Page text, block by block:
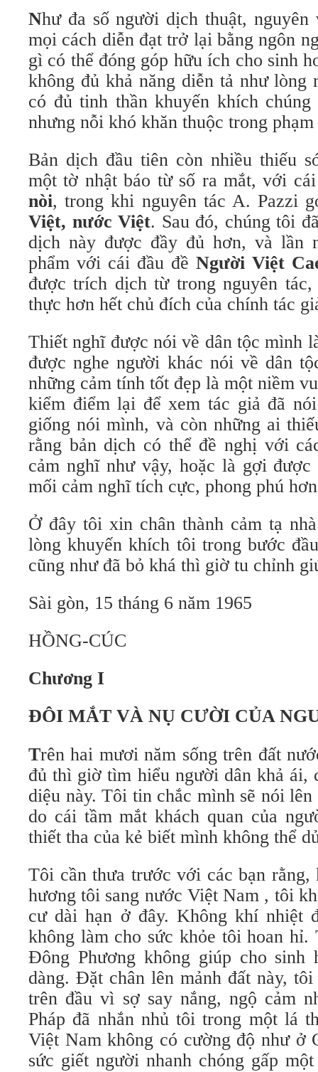
Như đa số người dịch thuật,
mọi cách diễn đạt trở lại bằng ngôn
gì có thể đóng góp hữu ích cho sinh
không đủ khả năng diễn tả như lòng
có đủ tinh thần khuyến khích
nhưng nỗi khó khăn thuộc trong
Bản dịch đầu tiên còn nhiều thiếu
một tờ nhật báo từ số ra mắt, với
nòi, trong khi nguyên tác A. Pazzi
Việt, nước Việt. Sau đó, chúng tôi
dịch này được đầy đủ hơn, và lần
phẩm với cái đầu đề Người Việt
được trích dịch từ trong nguyên
thực hơn hết chủ đích của chính tác
Thiết nghĩ được nói về dân tộc mình
được nghe người khác nói về dân
những cảm tính tốt đẹp là một niềm
kiểm điểm lại để xem tác giả đã
giống nói mình, và còn những ai
rằng bản dịch có thể đề nghị với
cảm nghĩ như vậy, hoặc là gợi
mối cảm nghĩ tích cực, phong phú
Ở đây tôi xin chân thành cảm tạ
lòng khuyến khích tôi trong bước
cũng như đã bỏ khá thì giờ tu chỉnh
Sài gòn, 15 tháng 6 năm 1965
HỒNG-CÚC
Chương I
ĐÔI MẮT VÀ NỤ CƯỜI CỦA
Trên hai mươi năm sống trên đất
đủ thì giờ tìm hiểu người dân khả ái,
diệu này. Tôi tin chắc mình sẽ nói
do cái tầm mắt khách quan của
thiết tha của kẻ biết mình không thể
Tôi cần thưa trước với các bạn
hương tôi sang nước Việt Nam , tôi
cư dài hạn ở đây. Không khí nhiệt
không làm cho sức khỏe tôi hoan hỉ.
Đông Phương không giúp cho sinh
dàng. Đặt chân lên mảnh đất này,
trên đầu vì sợ say nắng, ngộ cảm
Pháp đã nhắn nhủ tôi trong một lá
Việt Nam không có cường độ như ở
sức giết người nhanh chóng gấp